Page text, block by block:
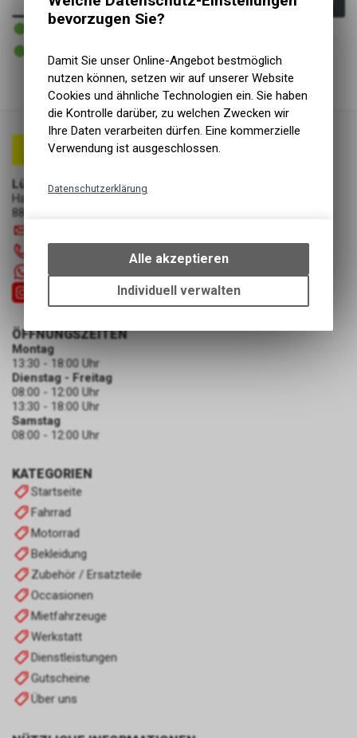
2 - 5 Tage ab Lager Lieferant
Abholung Lüscher Motor- & Bike World
Lüscher Motor- & Bike World
Hauptstrasse 29a
8867 Niederurnen
+41 55 6103131
KATEGORIEN
Startseite
Fahrrad
Motorrad
Bekleidung
Zubehör / Ersatzteile
Occasionen
Mietfahrzeuge
Werkstatt
Dienstleistungen
Gutscheine
Über uns
ÖFFNUNGSZEITEN
Montag
13:30 - 18:00 Uhr
Dienstag - Freitag
08:00 - 12:00 Uhr
13:30 - 18:00 Uhr
Samstag
08:00 - 12:00 Uhr
bevorzugen Sie?
Damit Sie unser Online-Angebot bestmöglich
nutzen können, setzen wir auf unserer Website
Cookies und ähnliche Technologien ein. Sie haben
die Kontrolle darüber, zu welchen Zwecken wir
Ihre Daten verarbeiten dürfen. Eine kommerzielle
Verwendung ist ausgeschlossen.
Datenschutzerklärung
bestimmte Interaktionen und
Einstellungen auf Ihrem Gerät,
um die grundlegenden
Funktionen unseres Online-
Alle akzeptieren
Individuell verwalten